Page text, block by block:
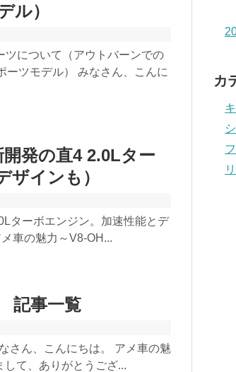
ル）
について（アウトバーンでの
ーツモデル） みなさん、こんに
発の直4 2.0Lター
ザインも）
ターボエンジン。加速性能とデ
車の魅力～V8-OH...
記事一覧
さん、こんにちは。 アメ車の魅
て、ありがとうござ...
カ